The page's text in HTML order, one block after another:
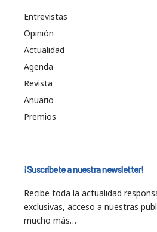
Entrevistas
Opinión
Actualidad
Agenda
Revista
Anuario
Premios
¡Suscríbete a nuestra newsletter!
Recibe toda la actualidad
exclusivas, acceso a nuestras
mucho más…